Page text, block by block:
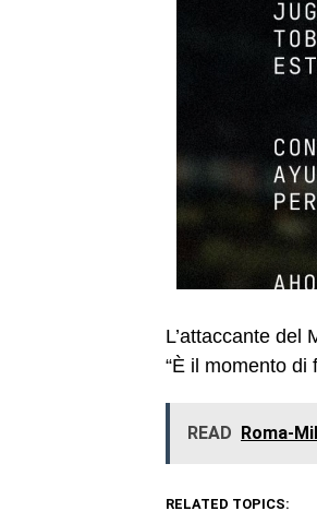
L’attaccante del
“È il momento di
READ Roma-
RELATED TOPICS: